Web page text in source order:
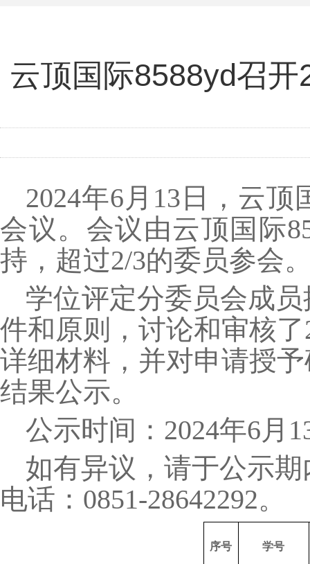
云顶国际8588yd召
2024年6月 13 日，云顶
会议。会议由云顶国际
持，超过2/3的委员参会
学位评定分委员会成
件和原则，讨论和审核了
详细材料，并对申请授
结果公示。
公示时间： 2024年6月
如有异议，请于公示
电话： 0851-28642292。
序号 学号